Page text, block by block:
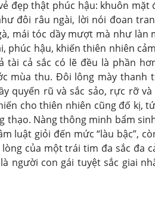
đẹp thật phúc hậu: khuôn
đôi râu ngài, lời nói đoan
mái tóc dầy mượt mà như làn
phúc hậu, khiến thiên nhiên
tài cả sắc có lẽ đều là phần
mùa thu. Đôi lông mày thanh
quyến rũ và sắc sảo, rực rỡ
cho thiên nhiên cũng đố kị,
thạo. Nàng thông minh bẩm
luật giỏi đến mức “làu bậc”,
của một trái tim đa sắc đa
người con gái tuyệt sắc giai